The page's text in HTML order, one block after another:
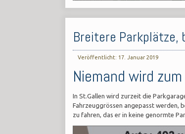
Breitere Parkplätze,
Veröffentlicht: 17. Januar 2019
Niemand wird
In St.Gallen wird zurzeit die
Fahrzeuggrössen angepasst werden,
zu fahren, das er in keine genormte